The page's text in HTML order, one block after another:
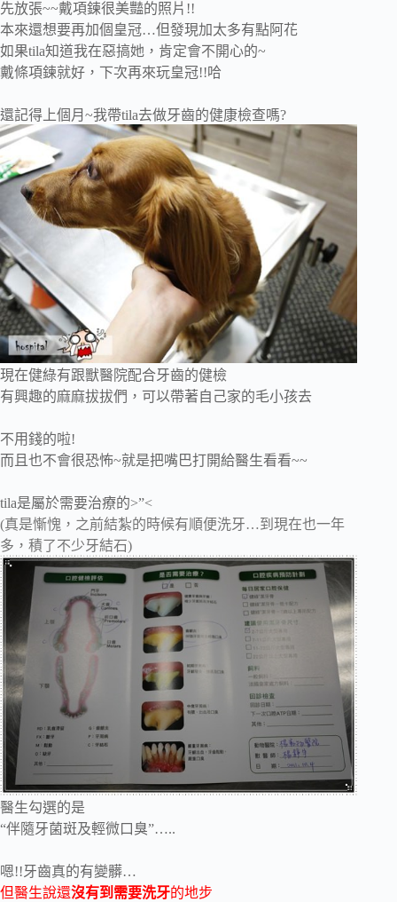
先放張~~戴項鍊很美豔的照片!!
本來還想要再加個皇冠…但發現加太多有點阿花
如果tila知道我在惡搞她，肯定會不開心的~
戴條項鍊就好，下次再來玩皇冠!!哈
還記得上個月~我帶tila去做牙齒的健康檢查嗎?
現在健綠有跟獸醫院配合牙齒的健檢
有興趣的麻麻拔拔們，可以帶著自己家的毛小孩去
不用錢的啦!
而且也不會很恐怖~就是把嘴巴打開給醫生看看~~
tila是屬於需要治療的>”<
(真是慚愧，之前結紮的時候有順便洗牙…到現在也一年
多，積了不少牙結石)
醫生勾選的是
“伴隨牙菌斑及輕微口臭”…..
嗯!!牙齒真的有變髒…
但醫生說還沒有到需要洗牙的地步